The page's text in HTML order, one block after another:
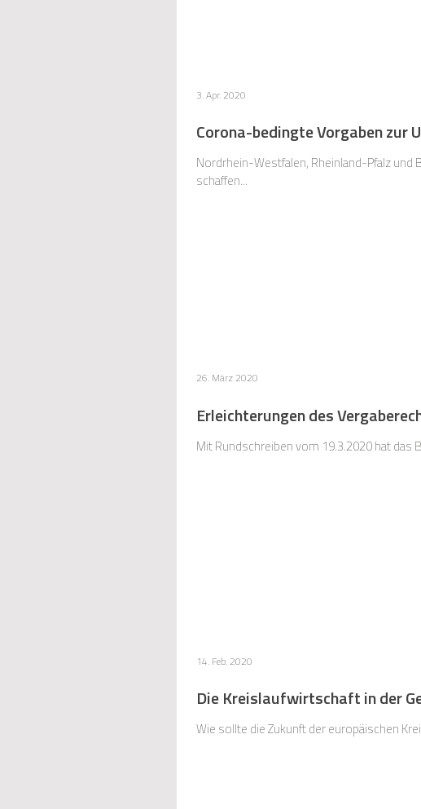
Corona-bedingte Vorgaben zur
Nordrhein-Westfalen, Rheinland-Pfalz und
schaffen...
3. Apr. 2020
Erleichterungen des
Mit Rundschreiben vom 19.3.2020 hat das
26. März 2020
Die Kreislaufwirtschaft in der
Wie sollte die Zukunft der europäischen
14. Feb. 2020